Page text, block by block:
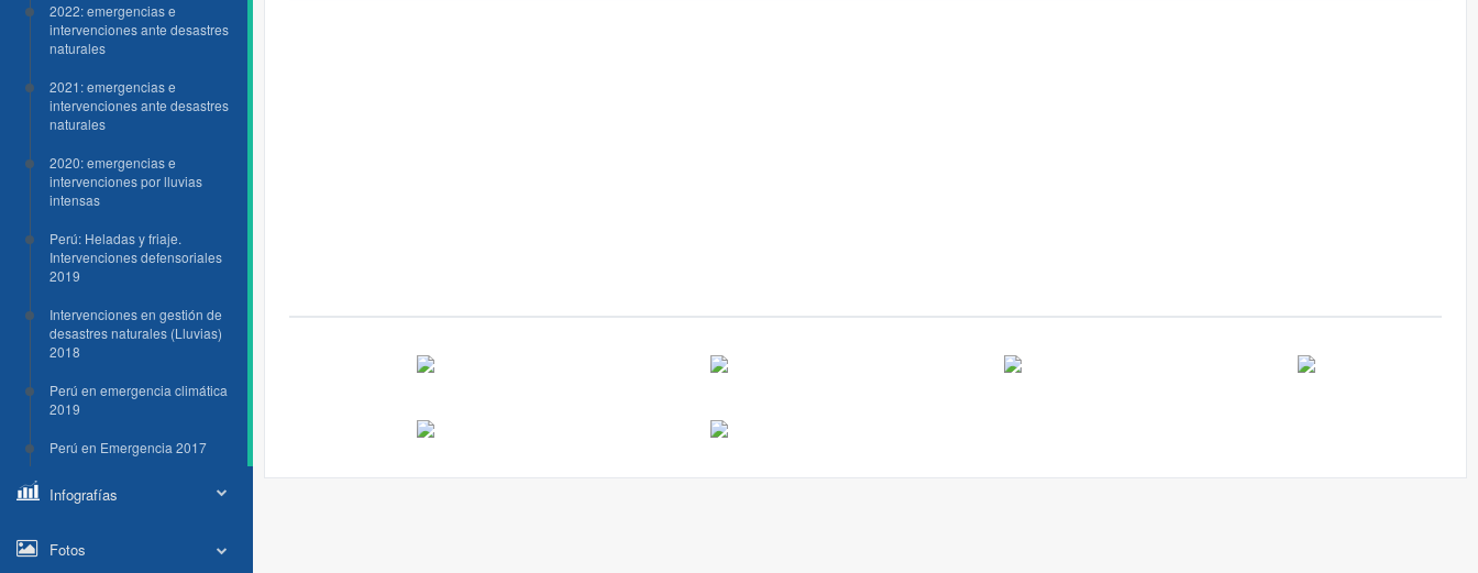
2022: emergencias e
intervenciones ante desastres
naturales
2021: emergencias e
intervenciones ante desastres
naturales
2020: emergencias e
intervenciones por lluvias
intensas
Perú: Heladas y friaje.
Intervenciones defensoriales
2019
Intervenciones en gestión de
desastres naturales (Lluvias)
2018
Perú en emergencia climática
2019
Perú en Emergencia 2017
Infografías
Fotos